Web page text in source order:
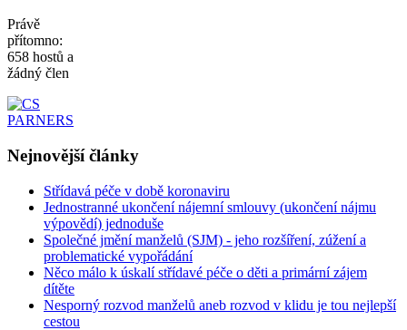
Právě
přítomno:
658 hostů a
žádný člen
Nejnovějšíčlánky
Střídavá péče v době koronaviru
Jednostranné ukončení nájemní smlouvy (ukončení nájmu
výpovědí) jednoduše
Společné jmění manželů (SJM) - jeho rozšíření, zúžení a
problematické vypořádání
Něco málo k úskalí střídavé péče o děti a primární zájem
dítěte
Nesporný rozvod manželů aneb rozvod v klidu je tou nejlepší
cestou